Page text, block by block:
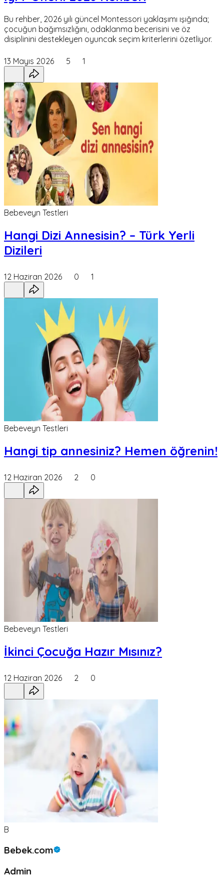
Bu rehber, 2026 yılı güncel Montessori yaklaşımı ışığında;
çocuğun bağımsızlığını, odaklanma becerisini ve öz
disiplinini destekleyen oyuncak seçim kriterlerini özetliyor.
13 Mayıs 2026 5 1
Bebeveyn Testleri
Hangi Dizi Annesisin? – Türk Yerli
Dizileri
12 Haziran 2026 0 1
Bebeveyn Testleri
Hangi tip annesiniz? Hemen öğrenin!
12 Haziran 2026 2 0
Bebeveyn Testleri
İkinci Çocuğa Hazır Mısınız?
12 Haziran 2026 2 0
B
Bebek.com
Admin